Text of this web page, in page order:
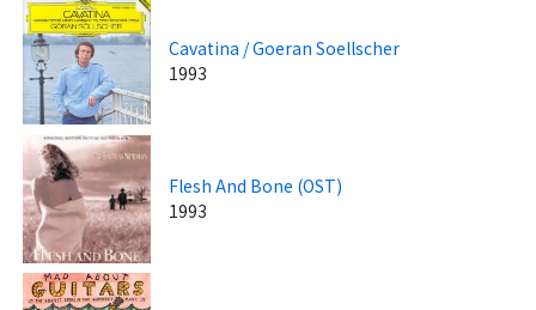
Cavatina / Goeran Soellscher
1993
Flesh And Bone (OST)
1993